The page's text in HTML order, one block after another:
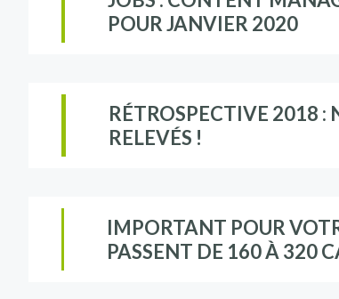
POUR JANVIER 2020
RÉTROSPECTIVE 2018 :
RELEVÉS !
IMPORTANT POUR
PASSENT DE 160 À 320